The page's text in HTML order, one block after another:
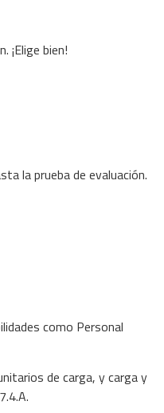
. ¡Elige bien!
la prueba de evaluación.
como Personal
de carga, y carga y